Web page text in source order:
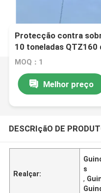
Protecção contra
10 toneladas QTZ160
MOQ：1
Melhor preço
DESCRIçãO DE
Realçar:
s
,